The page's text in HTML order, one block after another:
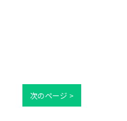
次のページ >